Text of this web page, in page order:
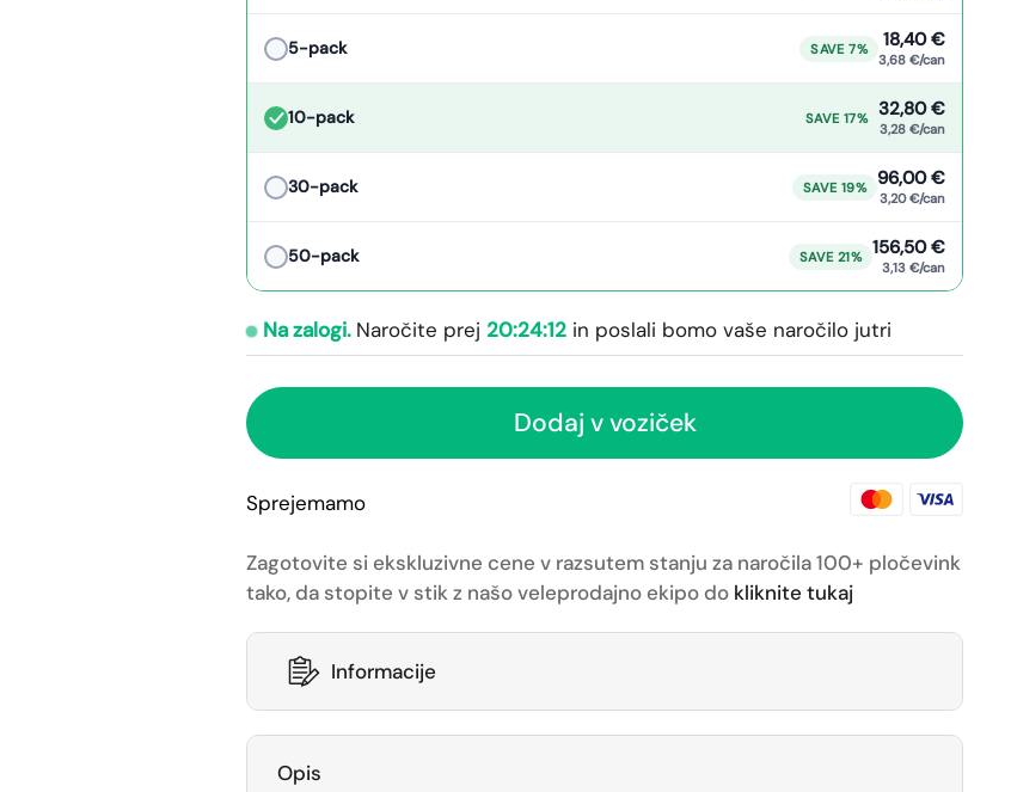
5-pack SAVE 7% 18,40 €
3,68 €/can
10-pack SAVE 17% 32,80 €
3,28 €/can
30-pack SAVE 19% 96,00 €
3,20 €/can
50-pack SAVE 21% 156,50 €
3,13 €/can
Na zalogi. Naročite prej 20:24:12 in poslali bomo vaše naročilo jutri
Dodaj v voziček
Sprejemamo
Zagotovite si ekskluzivne cene v razsutem stanju za naročila 100+ pločevink
tako, da stopite v stik z našo veleprodajno ekipo do kliknite tukaj
Informacije
Opis